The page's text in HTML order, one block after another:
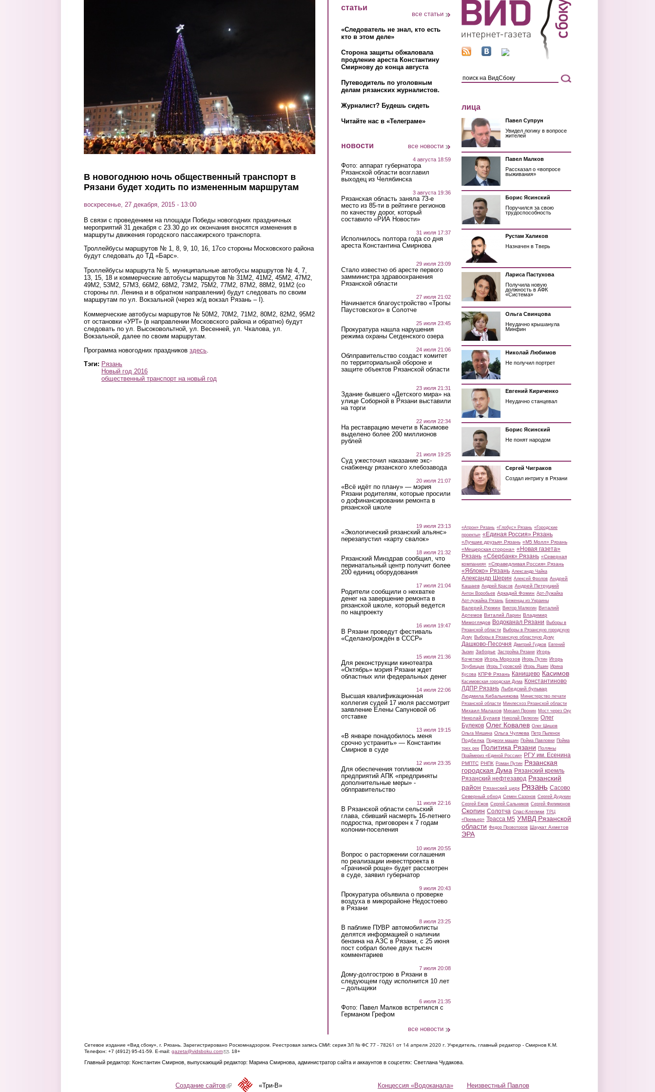
В новогоднюю ночь общественный транспорт в
Рязани будет ходить по измененным маршрутам
воскресенье, 27 декабря, 2015 - 13:00
В связи с проведением на площади Победы новогодних праздничных
мероприятий 31 декабря с 23.30 до их окончания вносятся изменения в
маршруты движения городского пассажирского транспорта.
Троллейбусы маршрутов № 1, 8, 9, 10, 16, 17со стороны Московского района
будут следовать до ТД «Барс».
Троллейбусы маршрута № 5, муниципальные автобусы маршрутов № 4, 7,
13, 15, 18 и коммерческие автобусы маршрутов № 31М2, 41М2, 45М2, 47М2,
49М2, 53М2, 57М3, 66М2, 68М2, 73М2, 75М2, 77М2, 87М2, 88М2, 91М2 (со
стороны пл. Ленина и в обратном направлении) будут следовать по своим
маршрутам по ул. Вокзальной (через ж/д вокзал Рязань – I).
Коммерческие автобусы маршрутов № 50М2, 70М2, 71М2, 80М2, 82М2, 95М2
от остановки «УРТ» (в направлении Московского района и обратно) будут
следовать по ул. Высоковольтной, ул. Весенней, ул. Чкалова, ул.
Вокзальной, далее по своим маршрутам.
Программа новогодних праздников здесь
Тэги: Рязань
Новый год 2016
общественный транспорт на новый год
статьи
все статьи
«Следователь не знал, кто есть
кто в этом деле»
Сторона защиты обжаловала
продление ареста Константину
Смирнову до конца августа
Путеводитель по уголовным
делам рязанских журналистов.
Журналист? Будешь сидеть
Читайте нас в «Телеграме»
новости все новости
4 августа 18:59
Фото: аппарат губернатора
Рязанской области возглавил
выходец из Челябинска
3 августа 19:36
Рязанская область заняла 73-е
место из 85-ти в рейтинге регионов
по качеству дорог, который
составило «РИА Новости»
31 июля 17:37
Исполнилось полтора года со дня
ареста Константина Смирнова
29 июля 23:09
Стало известно об аресте первого
замминистра здравоохранения
Рязанской области
27 июля 21:02
Начинается благоустройство «Тропы
Паустовского» в Солотче
25 июля 23:45
Прокуратура нашла нарушения
режима охраны Сегденского озера
24 июля 21:06
Облправительство создаст комитет
по территориальной обороне и
защите объектов Рязанской области
23 июля 21:31
Здание бывшего «Детского мира» на
улице Соборной в Рязани выставили
на торги
22 июля 22:34
На реставрацию мечети в Касимове
выделено более 200 миллионов
рублей
21 июля 19:25
Суд ужесточил наказание экс-
снабженцу рязанского хлебозавода
20 июля 21:07
«Всё идёт по плану» — мэрия
Рязани родителям, которые просили
о дофинансировании ремонта в
рязанской школе
19 июля 23:13
«Экологический рязанский альянс»
перезапустил «карту свалок»
18 июля 21:32
Рязанский Минздрав сообщил, что
перинатальный центр получит более
200 единиц оборудования
17 июля 21:04
Родители сообщили о нехватке
денег на завершение ремонта в
рязанской школе, который ведется
по нацпроекту
16 июля 19:47
В Рязани проведут фестиваль
«Сделано/рождён в СССР»
15 июля 21:36
Для реконструкции кинотеатра
«Октябрь» мэрия Рязани ждет
областных или федеральных денег
14 июля 22:06
Высшая квалификационная
коллегия судей 17 июля рассмотрит
заявление Елены Сапуновой об
отставке
13 июля 19:15
«В январе понадобилось меня
срочно устранить» — Константин
Смирнов в суде
12 июля 23:35
Для обеспечения топливом
предприятий АПК «предприняты
дополнительные меры» -
облправительство
11 июля 22:16
В Рязанской области сельский
глава, сбивший насмерть 16-летнего
подростка, приговорен к 7 годам
колонии-поселения
10 июля 20:55
Вопрос о расторжении соглашения
по реализации инвестпроекта в
«Грачиной роще» будет рассмотрен
в суде, заявил губернатор
9 июля 20:43
Прокуратура объявила о проверке
воздуха в микрорайоне Недостоево
в Рязани
8 июля 23:25
В паблике ПУВР автомобилисты
делятся информацией о наличии
бензина на АЗС в Рязани, с 25 июня
пост собрал более двух тысяч
комментариев
7 июля 20:08
Дому-долгострою в Рязани в
следующем году исполнится 10 лет
– дольщики
6 июля 21:35
Фото: Павел Малков встретился с
Германом Грефом
все новости
лица
Павел Супрун
Увидел логику в вопросе
жителей
Павел Малков
Рассказал о «вопросе
выживания»
Борис Ясинский
Поручился за свою
трудоспособность
Рустам Халиков
Назначен в Тверь
Лариса Пастухова
Получила новую
должность в АФК
«Система»
Ольга Свинцова
Неудачно крышанула
Минфин
Николай Любимов
Не получил портрет
Евгений Кириченко
Неудачно станцевал
Борис Ясинский
Не понят народом
Сергей Чиграков
Создал интригу в Рязани
«Атрон» Рязань «Глобус» Рязань «Городские
проекты» «Единая Россия» Рязань
«Лучшие друзья» Рязань «М5 Молл» Рязань
«Мещерская сторона» «Новая газета»
Рязань «Сбербанк» Рязань «Северная
компания» «Справедливая Россия» Рязань
«Яблоко» Рязань Александр Чайка
Александр Шерин Алексей Фролов Андрей
Кашаев Андрей Красов Андрей Петруцкий
Антон Воробьев Аркадий Фомин Арт-Лужайка
Арт-лужайка Рязань Беженцы из Украины
Валерий Рюмин Виктор Малюгин Виталий
Артемов Виталий Ларин Владимир
Мимоглядов Водоканал Рязани Выборы в
Рязанской области Выборы в Рязанскую городскую
Думу Выборы в Рязанскую областную Думу
Дашково-Песочня Дмитрий Гудков Евгений
Зызин Заборье Застройка Рязани Игорь
Кочетков Игорь Морозов Игорь Путин Игорь
Трубицын Игорь Туровский Игорь Яшин Ирина
Кусова КПРФ Рязань Канищево Касимов
Касимовская городская Дума Константиново
ЛДПР Рязань Лыбедский бульвар
Людмила Кибальникова Министерство печати
Рязанской области Минлесхоз Рязанской области
Михаил Малахов Михаил Пронин Мост через Оку
Николай Булаев Николай Пилюгин Олег
Булеков Олег Ковалев Олег Шишов
Ольга Мишина Ольга Чуляева Петр Пыленок
Подбелка Поджоги машин Пойма Павловки Пойма
трех рек Политика Рязани Поляны
Праймериз «Единой России» РГУ им. Есенина
РМПТС РНПК Роман Путин Рязанская
городская Дума Рязанский кремль
Рязанский нефтезавод Рязанский
район Рязанский цирк Рязань Сасово
Северный обход Семен Сазонов Сергей Дудукин
Сергей Ежов Сергей Сальников Сергей Филимонов
Скопин Солотча Спас-Клепики ТРЦ
«Премьер» Трасса М5 УМВД Рязанской
области Федор Провоторов Шаукат Ахметов
ЭРА
Сетевое издание «Вид сбоку», г. Рязань. Зарегистрировано Роскомнадзором. Реестровая запись СМИ: серия ЭЛ № ФС 77 - 78261 от 14 апреля 2020 г. Учредитель, главный редактор - Смирнов К.М.
Телефон: +7 (4912) 95-41-59. E-mail: gazeta@vidsboku.com(link sends e-mail)
. 18+
Главный редактор: Константин Смирнов, выпускающий редактор: Марина Смирнова, администратор сайта и аккаунтов в соцсетях: Светлана Чудакова.
Концессия «Водоканала» Неизвестный Павлов
Создание сайтов(link is external)«Три-В»